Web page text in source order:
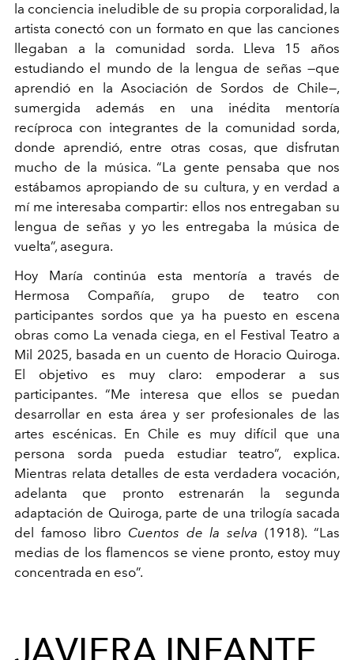
la conciencia ineludible de su propia corporalidad, la
artista conectó con un formato en que las canciones
llegaban a la comunidad sorda. Lleva 15 años
estudiando el mundo de la lengua de señas —que
aprendió en la Asociación de Sordos de Chile—,
sumergida además en una inédita mentoría
recíproca con integrantes de la comunidad sorda,
donde aprendió, entre otras cosas, que disfrutan
mucho de la música. “La gente pensaba que nos
estábamos apropiando de su cultura, y en verdad a
mí me interesaba compartir: ellos nos entregaban su
lengua de señas y yo les entregaba la música de
vuelta”, asegura.
Hoy María continúa esta mentoría a través de
Hermosa Compañía, grupo de teatro con
participantes sordos que ya ha puesto en escena
obras como La venada ciega, en el Festival Teatro a
Mil 2025, basada en un cuento de Horacio Quiroga.
El objetivo es muy claro: empoderar a sus
participantes. “Me interesa que ellos se puedan
desarrollar en esta área y ser profesionales de las
artes escénicas. En Chile es muy difícil que una
persona sorda pueda estudiar teatro”, explica.
Mientras relata detalles de esta verdadera vocación,
adelanta que pronto estrenarán la segunda
adaptación de Quiroga, parte de una trilogía sacada
del famoso libro Cuentos de la selva(1918). “Las
medias de los flamencos se viene pronto, estoy muy
concentrada en eso”.
JAVIERA INFANTE,